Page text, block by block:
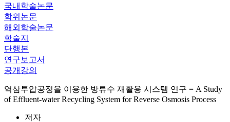
국내학술논문
학위논문
해외학술논문
학술지
단행본
연구보고서
공개강의
역삼투압공정을 이용한 방류수 재활용 시스템 연구 = A Study
of Effluent-water Recycling System for Reverse Osmosis Process
저자